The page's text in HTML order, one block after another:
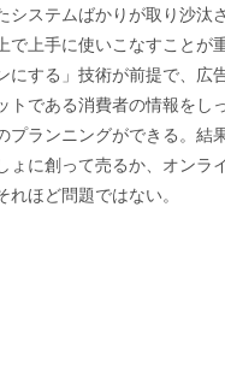
ステムばかりが取り沙汰
で上手に使いこなすことが
にする」技術が前提で、広
トである消費者の情報をし
プランニングができる。結
ょに創って売るか、オンラ
ほど問題ではない。